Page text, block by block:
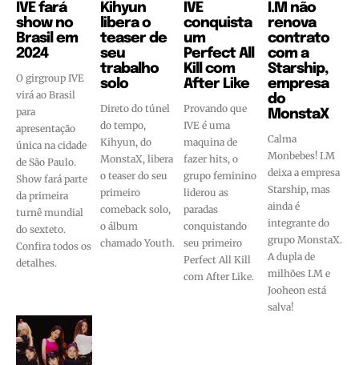
IVE fará
show no
Brasil em
2024
O girgroup IVE
virá ao Brasil
para
apresentação
única na cidade
de São Paulo.
Show fará parte
da primeira
turnê mundial
do sexteto.
Confira todos os
detalhes.
Kihyun
libera o
teaser de
seu
trabalho
solo
Direto do túnel
do tempo,
Kihyun, do
MonstaX, libera
o teaser do seu
primeiro
comeback solo,
o álbum
chamado Youth.
IVE
conquista
um
Perfect All
Kill com
After Like
Provando que
IVE é uma
maquina de
fazer hits, o
grupo feminino
liderou as
paradas
conquistando
seu primeiro
Perfect All Kill
com After Like.
I.M não
renova
contrato
com a
Starship,
empresa
do
MonstaX
Calma
Monbebes! I.M
deixa a empresa
Starship, mas
ainda é
integrante do
grupo MonstaX.
A dupla de
milhões I.M e
Jooheon está
salva!